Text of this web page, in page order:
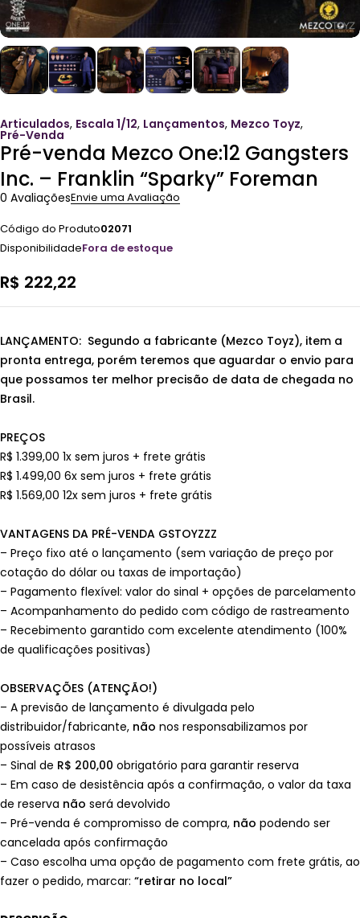
Articulados, Escala 1/12, Lançamentos, Mezco Toyz,
Pré-Venda
Pré-venda Mezco One:12 Gangsters
Inc. – Franklin “Sparky” Foreman
0 AvaliaçõesEnvie uma Avaliação
Código do Produto02071
DisponibilidadeFora de estoque
R$ 222,22
LANÇAMENTO: Segundo a fabricante (Mezco Toyz), item a
pronta entrega, porém teremos que aguardar o envio para
que possamos ter melhor precisão de data de chegada no
Brasil.
PREÇOS
R$ 1.399,00 1x sem juros + frete grátis
R$ 1.499,00 6x sem juros + frete grátis
R$ 1.569,00 12x sem juros + frete grátis
VANTAGENS DA PRÉ-VENDA GSTOYZZZ
– Preço fixo até o lançamento (sem variação de preço por
cotação do dólar ou taxas de importação)
– Pagamento flexível: valor do sinal + opções de parcelamento
– Acompanhamento do pedido com código de rastreamento
– Recebimento garantido com excelente atendimento (100%
de qualificações positivas)
OBSERVAÇÕES (ATENÇÃO!)
– A previsão de lançamento é divulgada pelo
distribuidor/fabricante, não nos responsabilizamos por
possíveis atrasos
– Sinal de R$ 200,00 obrigatório para garantir reserva
– Em caso de desistência após a confirmação, o valor da taxa
de reserva não será devolvido
– Pré-venda é compromisso de compra, não podendo ser
cancelada após confirmação
– Caso escolha uma opção de pagamento com frete grátis, ao
fazer o pedido, marcar: “retirar no local”